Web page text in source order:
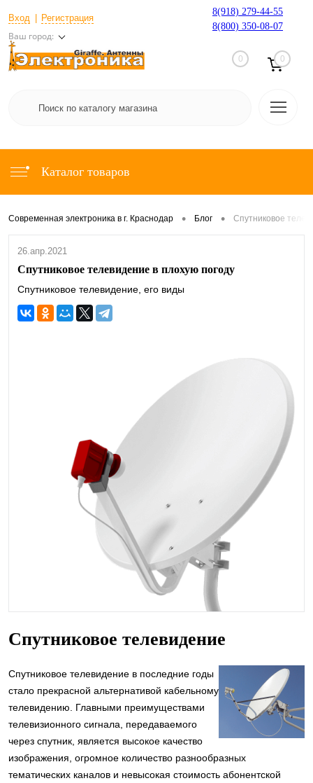
Вход Регистрация
Ваш город:
8(918) 279-44-55
8(800) 350-08-07
0 0
Каталог товаров
Современная электроника в г. Краснодар • Блог • Спутниковое
26.апр.2021
Спутниковое телевидение в плохую погоду
Спутниковое телевидение, его виды
Спутниковое телевидение
Спутниковое телевидение в последние годы
стало прекрасной альтернативой кабельному
телевидению. Главными преимуществами
телевизионного сигнала, передаваемого
через спутник, является высокое качество
изображения, огромное количество разнообразных
тематических каналов и невысокая стоимость абонентской